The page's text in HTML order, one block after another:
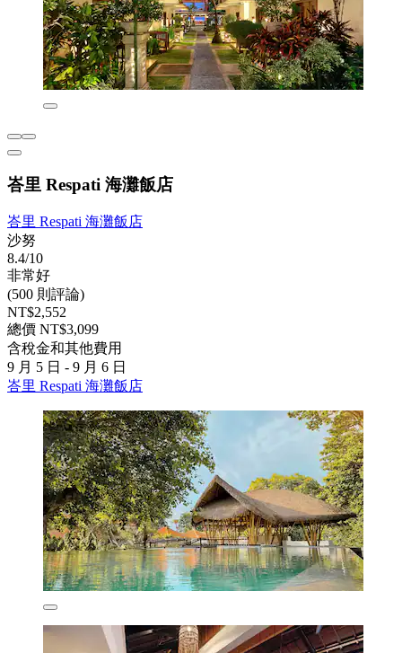
峇里 Respati 海灘飯店
峇里 Respati 海灘飯店
沙努
8.4/10
非常好
(500 則評論)
NT$2,552
總價 NT$3,099
含稅金和其他費用
9 月 5 日 - 9 月 6 日
峇里 Respati 海灘飯店